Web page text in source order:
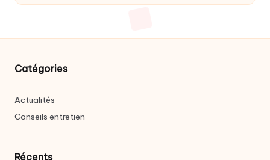
Catégories
Actualités
Conseils entretien
Récents